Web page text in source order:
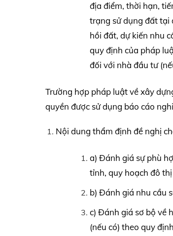
địa điểm, thời hạn,
trạng sử dụng đất tại
hồi đất, dự kiến nhu
quy định của pháp
đối với nhà đầu tư
Trường hợp pháp luật về xây
quyền được sử dụng báo cáo
Nội dung thẩm định đề nghị
a) Đánh giá sự phù
tỉnh, quy hoạch đô
b) Đánh giá nhu cầu
c) Đánh giá sơ bộ về
(nếu có) theo quy